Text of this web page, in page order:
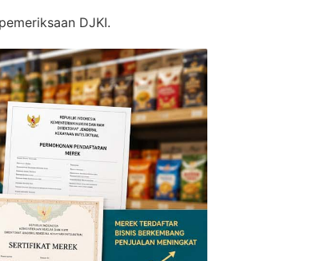
DJKI.